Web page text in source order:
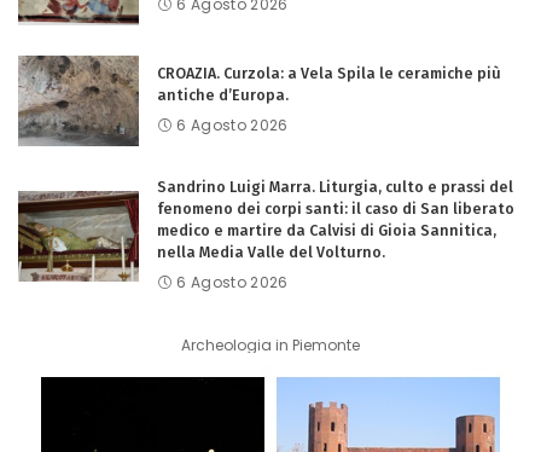
6 Agosto 2026
CROAZIA. Curzola: a Vela Spila le ceramiche più
antiche d’Europa.
6 Agosto 2026
Sandrino Luigi Marra. Liturgia, culto e prassi del
fenomeno dei corpi santi: il caso di San liberato
medico e martire da Calvisi di Gioia Sannitica,
nella Media Valle del Volturno.
6 Agosto 2026
Archeologia in Piemonte